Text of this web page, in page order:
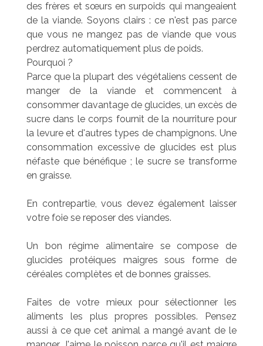
des frères et sœurs en surpoids qui mangeaient
de la viande. Soyons clairs : ce n'est pas parce
que vous ne mangez pas de viande que vous
perdrez automatiquement plus de poids.
Pourquoi ?
Parce que la plupart des végétaliens cessent de
manger de la viande et commencent à
consommer davantage de glucides, un excès de
sucre dans le corps fournit de la nourriture pour
la levure et d'autres types de champignons. Une
consommation excessive de glucides est plus
néfaste que bénéfique ; le sucre se transforme
en graisse.
En contrepartie, vous devez également laisser
votre foie se reposer des viandes.
Un bon régime alimentaire se compose de
glucides protéiques maigres sous forme de
céréales complètes et de bonnes graisses.
Faites de votre mieux pour sélectionner les
aliments les plus propres possibles. Pensez
aussi à ce que cet animal a mangé avant de le